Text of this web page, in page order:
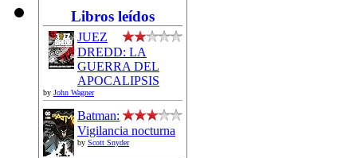
Libros leídos
JUEZ
DREDD: LA
GUERRA DEL
APOCALIPSIS
by John Wagner
Batman:
Vigilancia nocturna
by Scott Snyder